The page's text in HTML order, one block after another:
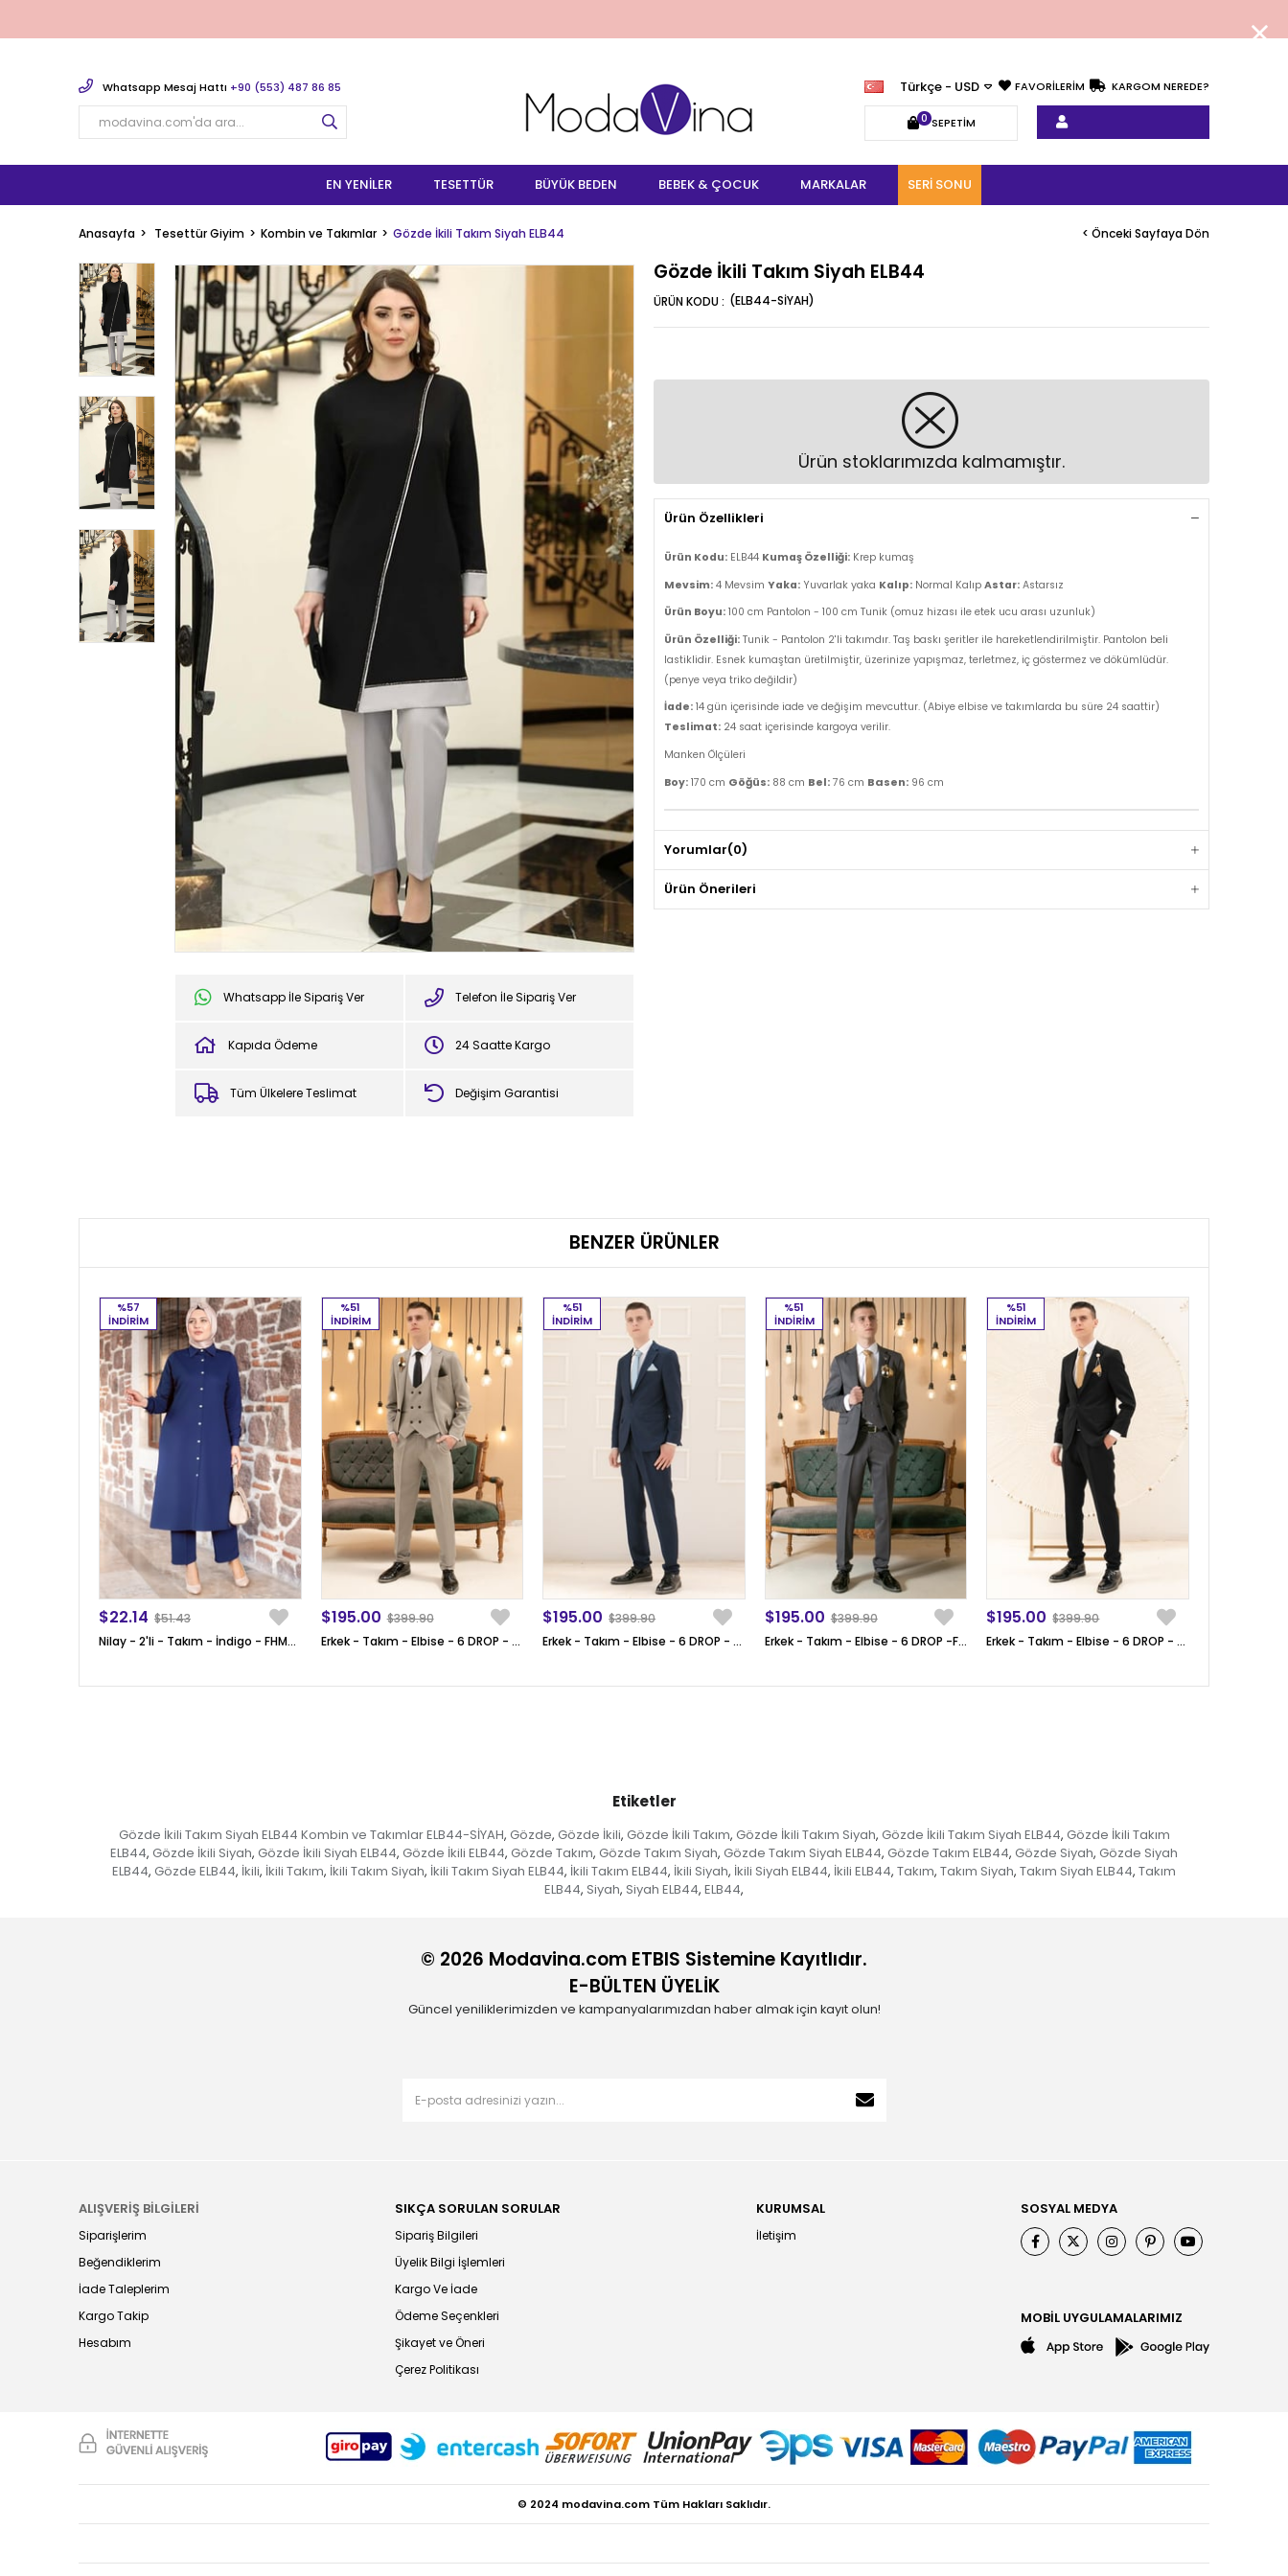
Türkçe - USD
SEPETIM
0
Whatsapp Mesaj Hattı +90 (553) 487 86 85 KARGOM NEREDE?
FAVORİLERİM
EN YENILER TESETTÜR BÜYÜK BEDEN BEBEK & ÇOCUK MARKALAR SERI SONU
Anasayfa Tesettür Giyim Kombin ve Takımlar Gözde İkili Takım Siyah ELB44 < Önceki Sayfaya Dön
Whatsapp İle Sipariş Ver Telefon İle Sipariş Ver
Kapıda Ödeme 24 Saatte Kargo
Tüm Ülkelere Teslimat Değişim Garantisi
Gözde İkili Takım Siyah ELB44
(ELB44-SİYAH)
Ürün stoklarımızda kalmamıştır.
Ürün Özellikleri
Ürün Kodu: ELB44 Kumaş Özelliği: Krep kumaş
Mevsim: 4 Mevsim Yaka: Yuvarlak yaka Kalıp: Normal Kalıp Astar: Astarsız
Ürün Boyu: 100 cm Pantolon - 100 cm Tunik (omuz hizası ile etek ucu arası uzunluk)
Ürün Özelliği: Tunik - Pantolon 2'li takımdır. Taş baskı şeritler ile hareketlendirilmiştir. Pantolon beli
lastiklidir. Esnek kumaştan üretilmiştir, üzerinize yapışmaz, terletmez, iç göstermez ve dökümlüdür.
(penye veya triko değildir)
İade: 14 gün içerisinde iade ve değişim mevcuttur. (Abiye elbise ve takımlarda bu süre 24 saattir)
Teslimat: 24 saat içerisinde kargoya verilir.
Manken Ölçüleri
Boy: 170 cm Göğüs: 88 cm Bel: 76 cm Basen: 96 cm
Yorumlar(0)
Ürün Önerileri
BENZER ÜRÜNLER
Nilay - 2'li - Takım - İndigo - FHM592
$22.14 $51.43
%57
İNDIRIM
Erkek - Takım - Elbise - 6 DROP - Bej - MDV100
$195.00 $399.90
%51
İNDIRIM
Erkek - Takım - Elbise - 6 DROP - Lacivert - MDV100
$195.00 $399.90
%51
İNDIRIM
Erkek - Takım - Elbise - 6 DROP -Füme - MDV100
$195.00 $399.90
%51
İNDIRIM
Erkek - Takım - Elbise - 6 DROP - Siyah - MDV100
$195.00 $399.90
%51
İNDIRIM
Etiketler
Gözde İkili Takım Siyah ELB44 Kombin ve Takımlar ELB44-SİYAH, Gözde, Gözde İkili, Gözde İkili Takım, Gözde İkili Takım Siyah, Gözde İkili Takım Siyah ELB44, Gözde İkili Takım
ELB44, Gözde İkili Siyah, Gözde İkili Siyah ELB44, Gözde İkili ELB44, Gözde Takım, Gözde Takım Siyah, Gözde Takım Siyah ELB44, Gözde Takım ELB44, Gözde Siyah, Gözde Siyah
ELB44, Gözde ELB44, İkili, İkili Takım, İkili Takım Siyah, İkili Takım Siyah ELB44, İkili Takım ELB44, İkili Siyah, İkili Siyah ELB44, İkili ELB44, Takım, Takım Siyah, Takım Siyah ELB44, Takım
ELB44, Siyah, Siyah ELB44, ELB44,
© 2026 Modavina.com ETBIS Sistemine Kayıtlıdır.
E-BÜLTEN ÜYELİK
Güncel yeniliklerimizden ve kampanyalarımızdan haber almak için kayıt olun!
ALIŞVERİŞ BİLGİLERİ
Siparişlerim
Beğendiklerim
İade Taleplerim
Kargo Takip
Hesabım
SIKÇA SORULAN SORULAR
Sipariş Bilgileri
Üyelik Bilgi İşlemleri
Kargo Ve İade
Ödeme Seçenkleri
Şikayet ve Öneri
Çerez Politikası
KURUMSAL
İletişim
SOSYAL MEDYA
MOBİL UYGULAMALARIMIZ
© 2024 modavina.com Tüm Hakları Saklıdır.